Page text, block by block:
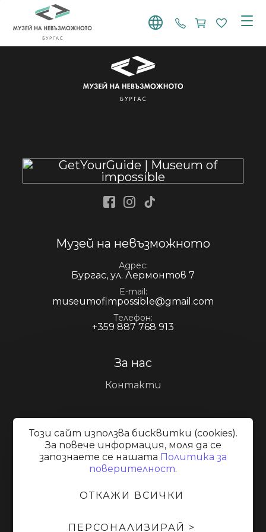
+359 887 768 913
За нас
Контакти
Галерия
Експозиции
Музей на невъзможното
Адрес
Бургас, ул. Лермонтов 7
E-mail
museumofimpossible@gmail.com
Телефон
+359 887 768 913
FacebookInstagram
Онлайн разрешаване на спорове
Управление на
Този сайт използва бисквитки (cookies).
За повече информация, моля да се
запознаете се нашaтa Политика за
поверителност.
ОТКАЖИ ВСИЧКИ
ПЕРСОНАЛИЗИРАЙ >